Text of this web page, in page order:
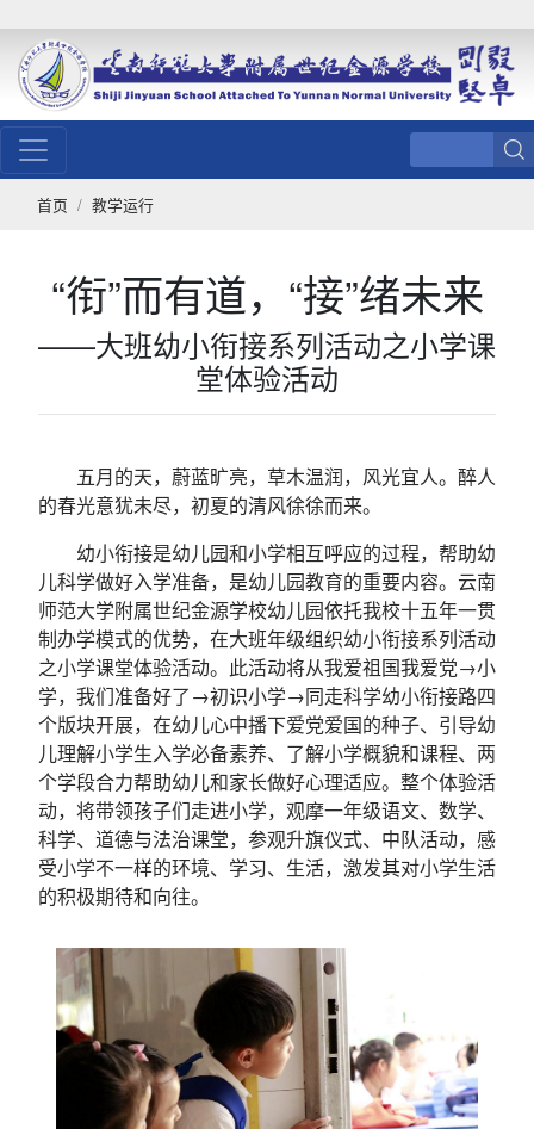
首页 教学运行
“衔”而有道，“接”绪未来
——大班幼小衔接系列活动之小学课
堂体验活动
五月的天，蔚蓝旷亮，草木温润，风光宜人。醉人
的春光意犹未尽，初夏的清风徐徐而来。
幼小衔接是幼儿园和小学相互呼应的过程，帮助幼
儿科学做好入学准备，是幼儿园教育的重要内容。云南
师范大学附属世纪金源学校幼儿园依托我校十五年一贯
制办学模式的优势，在大班年级组织幼小衔接系列活动
之小学课堂体验活动。此活动将从我爱祖国我爱党→小
学，我们准备好了→初识小学→同走科学幼小衔接路四
个版块开展，在幼儿心中播下爱党爱国的种子、引导幼
儿理解小学生入学必备素养、了解小学概貌和课程、两
个学段合力帮助幼儿和家长做好心理适应。整个体验活
动，将带领孩子们走进小学，观摩一年级语文、数学、
科学、道德与法治课堂，参观升旗仪式、中队活动，感
受小学不一样的环境、学习、生活，激发其对小学生活
的积极期待和向往。